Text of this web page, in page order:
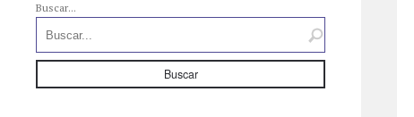
Buscar
Buscar...